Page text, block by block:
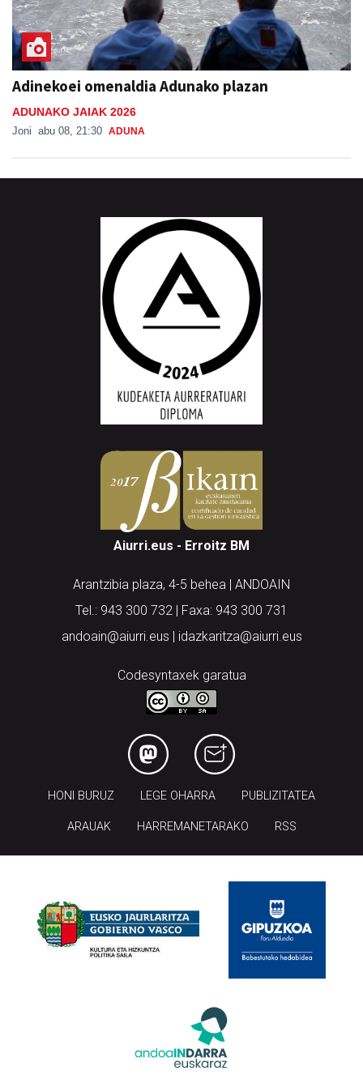
Adinekoei omenaldia Adunako plazan
ADUNAKO JAIAK 2026
Joni abu 08, 21:30 ADUNA
Aiurri.eus - Erroitz BM
Arantzibia plaza, 4-5 behea | ANDOAIN
Tel.: 943 300 732 | Faxa: 943 300 731
andoain@aiurri.eus | idazkaritza@aiurri.eus
Codesyntaxek garatua
HONI BURUZ LEGE OHARRA PUBLIZITATEA
ARAUAK HARREMANETARAKO RSS